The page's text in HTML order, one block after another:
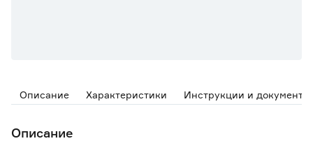
Описание Характеристики Инструкции и документы
Описание